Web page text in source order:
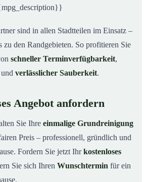
sind in allen Stadtteilen im Einsatz –
zu den Randgebieten. So profitieren Sie
schneller Terminverfügbarkeit,
und verlässlicher Sauberkeit.
Angebot anfordern
Sie Ihre einmalige Grundreinigung
Preis – professionell, gründlich und
Fordern Sie jetzt Ihrkostenloses
Sie sich Ihren Wunschtermin für ein